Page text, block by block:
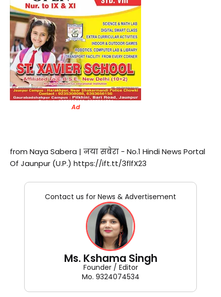
Ad
from Naya Sabera | नया सबेरा - No.1 Hindi News Portal
Of Jaunpur (U.P.) https://ift.tt/3flfX23
Contact us for News & Advertisement
Ms. Kshama Singh
Founder / Editor
Mo. 9324074534